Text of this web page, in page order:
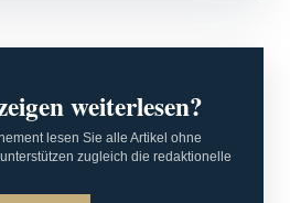
weiterlesen?
lesen Sie alle Artikel ohne
zugleich die redaktionelle